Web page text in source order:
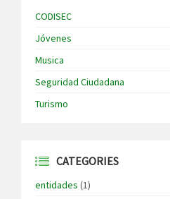
CODISEC
Jóvenes
Musica
Seguridad Ciudadana
Turismo
CATEGORIES
entidades (1)